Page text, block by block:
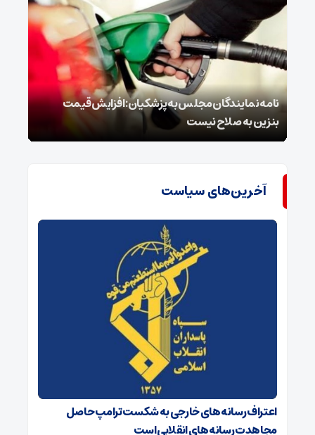
نامه نمایندگان مجلس به پزشکیان: افزایش قیمت
بنزین به صلاح نیست
آخرین‌های سیاست
اعتراف رسانه‌های خارجی به شکست ترامپ حاصل
مجاهدت رسانه‌های انقلابی است